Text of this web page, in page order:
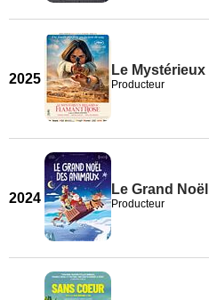
2025
Le
Producteur
2024
Le Grand
Producteur